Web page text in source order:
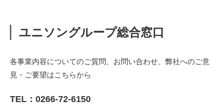
ユニソングループ総合窓口
各事業内容についてのご質問、お問い合わせ、弊社へのご意
見・ご要望はこちらから
TEL： 0266-72-6150